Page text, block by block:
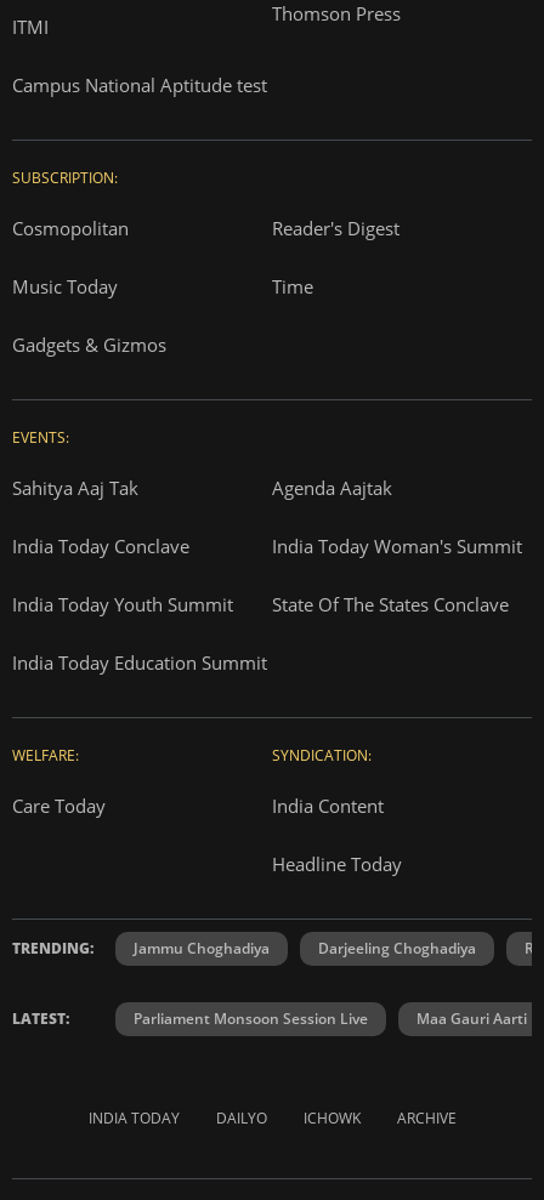
ITMI
Campus National Aptitude test
Thomson Press
SUBSCRIPTION:
Cosmopolitan Reader's Digest
Music Today Time
Gadgets & Gizmos
EVENTS:
Sahitya Aaj Tak Agenda Aajtak
India Today Conclave India Today Woman's Summit
India Today Youth Summit State Of The States Conclave
India Today Education Summit
WELFARE:
Care Today
SYNDICATION:
India Content
Headline Today
TRENDING: Jammu Choghadiya Darjeeling Choghadiya
LATEST: Parliament Monsoon Session Live Maa Gauri Aarti
INDIA TODAY DAILYO ICHOWK ARCHIVE